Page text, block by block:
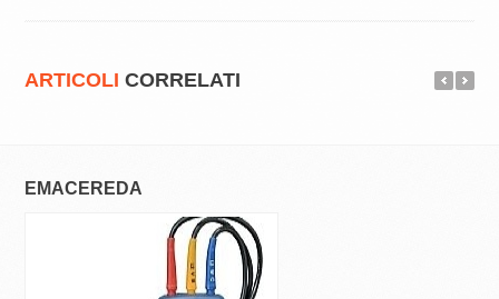
ARTICOLI CORRELATI
EMACEREDA